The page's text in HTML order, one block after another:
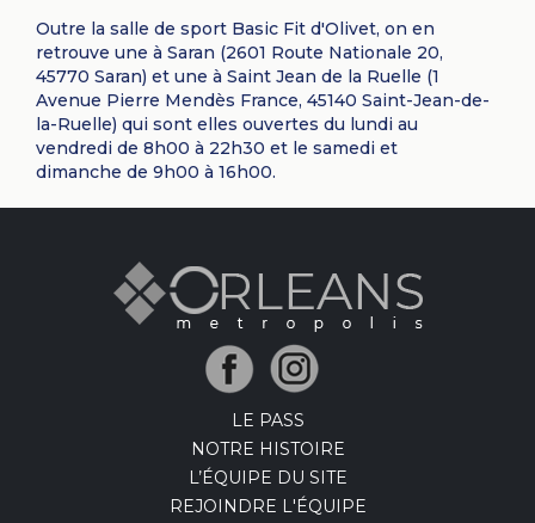
Outre la salle de sport Basic Fit d'Olivet, on en
retrouve une à Saran (2601 Route Nationale 20,
45770 Saran) et une à Saint Jean de la Ruelle (1
Avenue Pierre Mendès France, 45140 Saint-Jean-de-
la-Ruelle) qui sont elles ouvertes du lundi au
vendredi de 8h00 à 22h30 et le samedi et
dimanche de 9h00 à 16h00.
LE PASS
NOTRE HISTOIRE
L’ÉQUIPE DU SITE
REJOINDRE L'ÉQUIPE